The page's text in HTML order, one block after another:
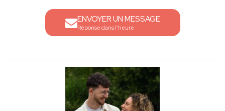
ENVOYER UN MESSAGE
Réponse dans l'heure